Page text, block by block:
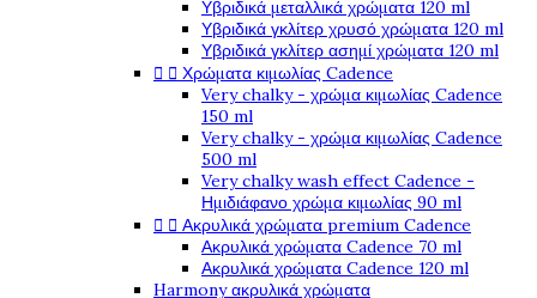
Υβριδικά μεταλλικά χρώματα 120 ml
Υβριδικά γκλίτερ χρυσό χρώματα 120 ml
Υβριδικά γκλίτερ ασημί χρώματα 120 ml
  Χρώματα κιμωλίας Cadence
Very chalky - χρώμα κιμωλίας Cadence
150 ml
Very chalky - χρώμα κιμωλίας Cadence
500 ml
Very chalky wash effect Cadence -
Ημιδιάφανο χρώμα κιμωλίας 90 ml
  Ακρυλικά χρώματα premium Cadence
Ακρυλικά χρώματα Cadence 70 ml
Ακρυλικά χρώματα Cadence 120 ml
Harmony ακρυλικά χρώματα